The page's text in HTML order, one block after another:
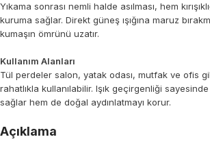
Yıkama sonrası nemli halde asılması, hem
kuruma sağlar. Direkt güneş ışığına maruz
kumaşın ömrünü uzatır.
Kullanım Alanları
Tül perdeler salon, yatak odası, mutfak ve ofis
rahatlıkla kullanılabilir. Işık geçirgenliği
sağlar hem de doğal aydınlatmayı korur.
Açıklama